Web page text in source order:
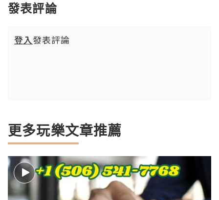
發表評論
登入發表評論
更多玩樂文章推薦